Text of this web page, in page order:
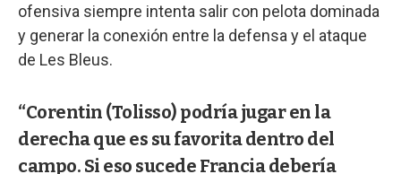
ofensiva siempre intenta salir con pelota dominada
y generar la conexión entre la defensa y el ataque
de Les Bleus.
“Corentin (Tolisso) podría jugar en la
derecha que es su favorita dentro del
campo. Si eso sucede Francia debería